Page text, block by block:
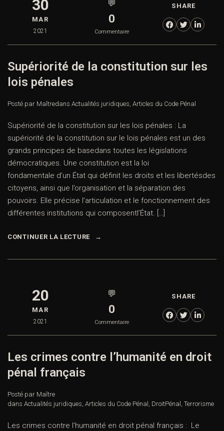
30
MAR
2021
💬
0
Commentaire
SHARE
Supériorité de la constitution sur les
lois pénales
Posté par Maîtredans Actualités juridiques, Articles du Code Pénal
Supériorité de la constitution sur les lois pénales : La
supériorité de la constitution sur le lois pénales est un des
grands principes de basedans toutes les législations
démocratiques. Une constitution est la loi
fondamentale d’un État qui définit les droits et les libertésdes
citoyens, ainsi que l’organisation et la séparation des
pouvoirs. Elle précise l’articulation et le fonctionnement des
différentes institutions qui composentl’État. […]
CONTINUER LA LECTURE
20
MAR
2021
💬
0
Commentaire
SHARE
Les crimes contre l’humanité en droit
pénal français
Posté par Maître
dans Actualités juridiques, Articles du Code Pénal , DroitPénal , Terrorisme
Les crimes contre l’humanité en droit pénal français : Le